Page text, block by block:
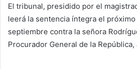
El tribunal, presidido por el
leerá la sentencia íntegra el
septiembre contra la señora
Procurador General de la